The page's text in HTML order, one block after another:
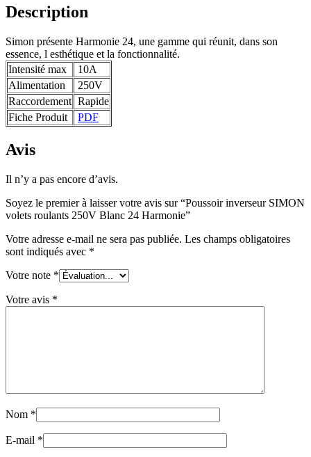
Description
Simon présente Harmonie 24, une gamme qui réunit, dans son
essence, l esthétique et la fonctionnalité.
Intensité max
10A
Alimentation
250V
Raccordement Rapide
Fiche Produit
PDF
Avis
Il n’y a pas encore d’avis.
Soyez le premier à laisser votre avis sur “Poussoir inverseur SIMON
volets roulants 250V Blanc 24 Harmonie”
Votre adresse e-mail ne sera pas publiée. Les champs obligatoires
sont indiqués avec *
Votre note *
Votre avis *
Nom *
E-mail *